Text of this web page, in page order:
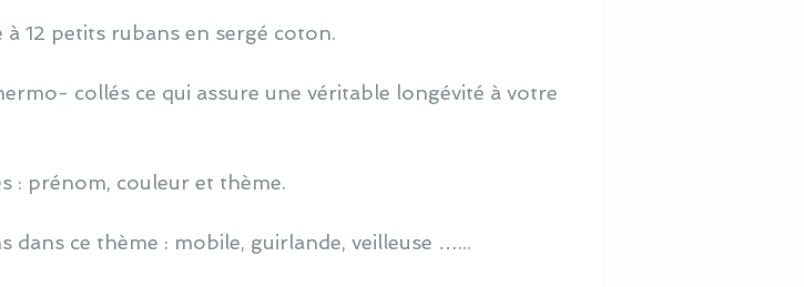
12 petits rubans en sergé coton.
collés ce qui assure une véritable longévité à votre
: prénom, couleur et thème.
ce thème : mobile, guirlande, veilleuse …...